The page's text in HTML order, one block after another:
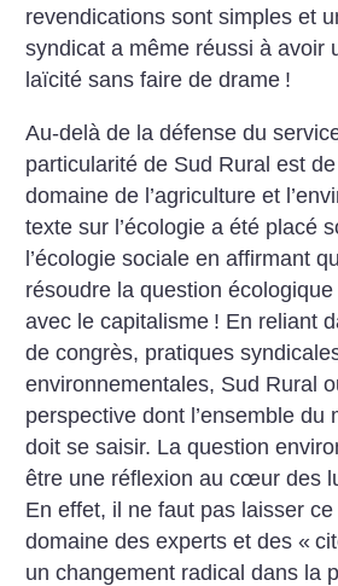
revendications sont simples et
syndicat a même réussi à avoir
laïcité sans faire de drame !
Au-delà de la défense du
particularité de Sud Rural est
domaine de l’agriculture et
texte sur l’écologie a été placé
l’écologie sociale en affirmant
résoudre la question
avec le capitalisme ! En reliant
de congrès, pratiques
environnementales, Sud Rural
perspective dont l’ensemble du
doit se saisir. La question
être une réflexion au cœur des
En effet, il ne faut pas laisser
domaine des experts et des «
un changement radical dans la